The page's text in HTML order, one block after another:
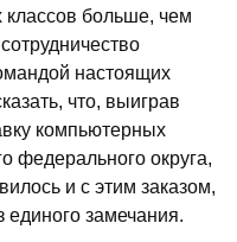
классов больше, чем
настоящих
что, выиграв
компьютерных
федерального округа,
и с этим заказом,
замечания.